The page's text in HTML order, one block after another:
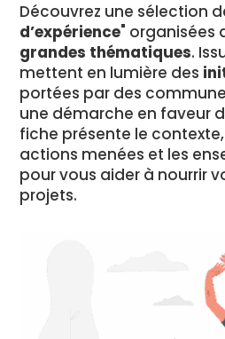
Découvrez une sélection
d’expérience" organisées
grandes thématiques.
mettent en lumière des
portées par des
une démarche en faveur
fiche présente le
actions menées et les
pour vous aider à nourrir
projets.